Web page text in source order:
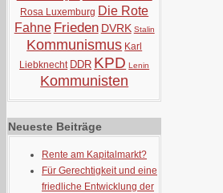
Rosa Luxemburg Die Rote
Fahne Frieden DVRK Stalin
Kommunismus Karl
Liebknecht DDR KPD Lenin
Kommunisten
Neueste Beiträge
Rente am Kapitalmarkt?
Für Gerechtigkeit und eine
friedliche Entwicklung der